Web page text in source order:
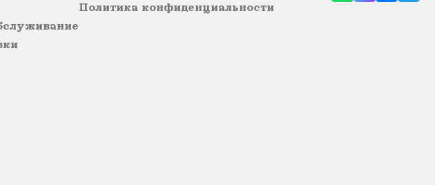
Политика конфиденциальности